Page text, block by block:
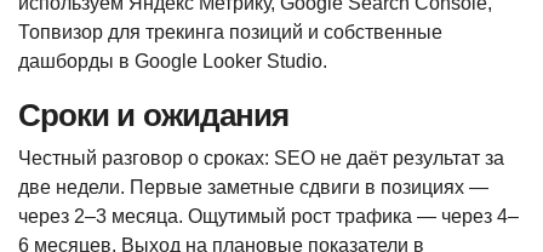
Топвизор для трекинга позиций и собственные
дашборды в Google Looker Studio.
Сроки и ожидания
Честный разговор о сроках: SEO не даёт результат за
две недели. Первые заметные сдвиги в позициях —
через 2–3 месяца. Ощутимый рост трафика — через 4–
6 месяцев. Выход на плановые показатели в